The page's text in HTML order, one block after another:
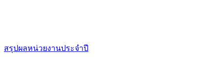
สรุปผลหน่วยงานประจำปี